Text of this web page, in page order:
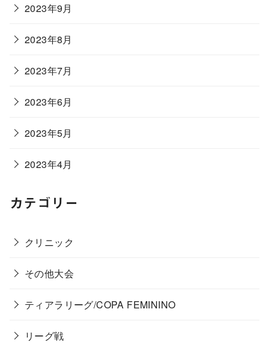
2023年9月
2023年8月
2023年7月
2023年6月
2023年5月
2023年4月
カテゴリー
クリニック
その他大会
ティアラリーグ/COPA FEMININO
リーグ戦